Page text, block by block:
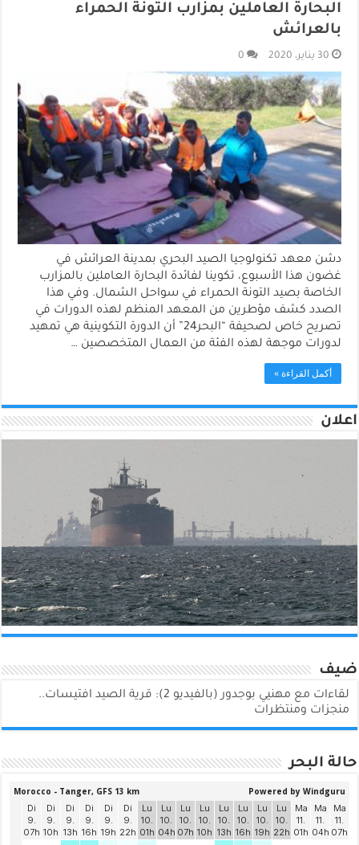
البحارة العاملين بمزارب التونة الحمراء
بالعرائش
30 يناير، 2020 0
دشن معهد تكنولوجيا الصيد البحري بمدينة العرائش في
غضون هذا الأسبوع، تكوينا لفائدة البحارة العاملين بالمزارب
الخاصة بصيد التونة الحمراء في سواحل الشمال. وفي هذا
الصدد كشف مؤطرين من المعهد المنظم لهذه الدورات في
تصريح خاص لصحيفة “البحر24” أن الدورة التكوينية هي تمهيد
لدورات موجهة لهذه الفئة من العمال المتخصصين …
أكمل القراءة »
اعلان
ضيف
لقاءات مع مهنيي بوجدور (بالفيديو 2): قرية الصيد افتيسات..
منجزات ومنتظرات
حالة البحر